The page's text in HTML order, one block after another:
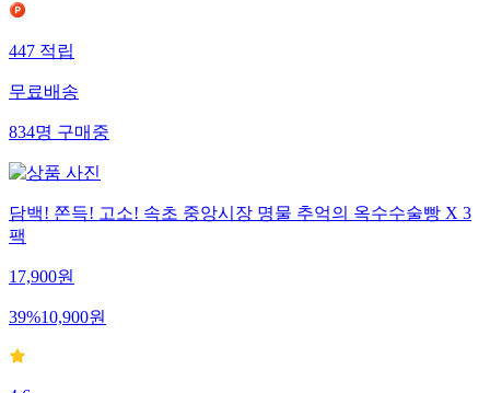
447적립
무료배송
834명구매중
담백! 쫀득! 고소! 속초 중앙시장 명물 추억의 옥수수술빵 X 3
팩
17,900원
39%10,900원